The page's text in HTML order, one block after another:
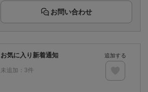
お問い合わせ
お気に入り新着通知
未追加： 3件
追加する